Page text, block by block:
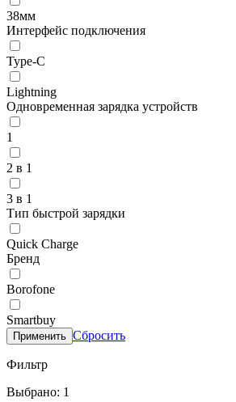
38мм
Интерфейс подключения
Type-C
Lightning
Одновременная зарядка устройств
1
2 в 1
3 в 1
Тип быстрой зарядки
Quick Charge
Бренд
Borofone
Smartbuy
Применить Сбросить
Фильтр
Выбрано: 1